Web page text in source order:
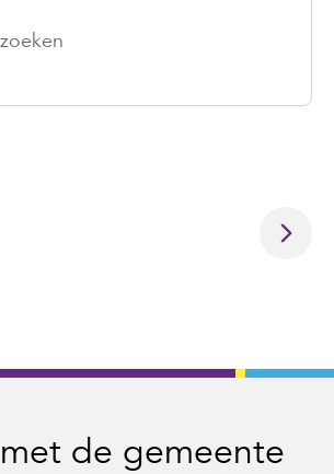
de gemeente